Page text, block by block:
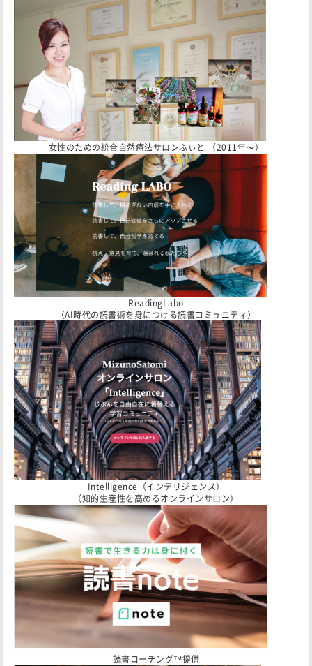
女性のための統合自然療法サロンふぃと （2011年〜）
ReadingLabo
（AI時代の読書術を身につける読書コミュニティ）
Intelligence（インテリジェンス）
（知的生産性を高めるオンラインサロン）
読書コーチング™️提供